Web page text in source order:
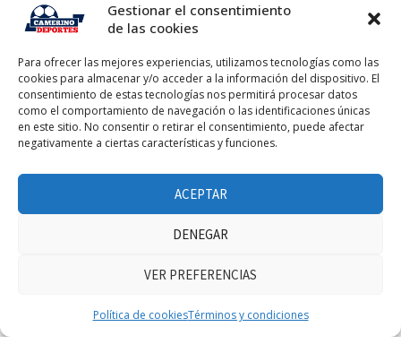
Gestionar el consentimiento
de las cookies
Para ofrecer las mejores experiencias, utilizamos tecnologías como las
cookies para almacenar y/o acceder a la información del dispositivo. El
consentimiento de estas tecnologías nos permitirá procesar datos
como el comportamiento de navegación o las identificaciones únicas
en este sitio. No consentir o retirar el consentimiento, puede afectar
negativamente a ciertas características y funciones.
ACEPTAR
DENEGAR
VER PREFERENCIAS
Política de cookiesTérminos y condiciones
FACEBOOK FEED
Facebook Feed
habilitar este contenido